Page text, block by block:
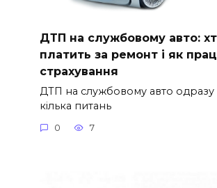
ДТП на службовому авто:
платить за ремонт і як
страхування
ДТП на службовому авто одразу
кілька питань
0 7